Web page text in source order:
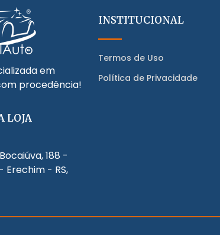
em
procedência!
LOJA
188 -
Erechim - RS,
INSTITUCIONAL
Termos de Uso
Política de Privacidade